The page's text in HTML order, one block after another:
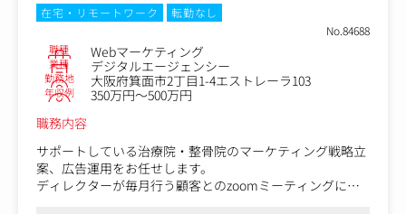
＜案件例＞
総合外食チェーン、エンターテインメント、ファーストフ
ード、グローバル製造業など、業界を代表するリーディン
グカンパニーへの支援実績があり、業種を問わずご支援さ
せていただいています。
＜入社後のオンボーディング＞
まずは担当のプロジェクトチームに参画し、現場の業務フ
ローやクライアントの環境に慣れていただくことからスタ
ートします。
現場での運用実務（実装）に注力し、チームとしてクライ
在宅・リモートワーク
転勤なし
No.84688
職種 Webマーケティング
業種 デジタルエージェンシー
勤務地 大阪府箕面市2丁目1-4エストレーラ103
年収例
350万円～500万円
職務内容
サポートしている治療院・整骨院のマーケティング戦略立
案、広告運用をお任せします。
ディレクターが毎月行う顧客とのzoomミーティングに参